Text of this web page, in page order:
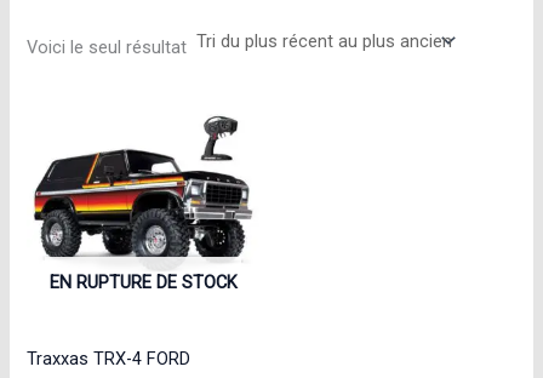
Voici le seul résultat
EN RUPTURE DE STOCK
Traxxas TRX-4 FORD